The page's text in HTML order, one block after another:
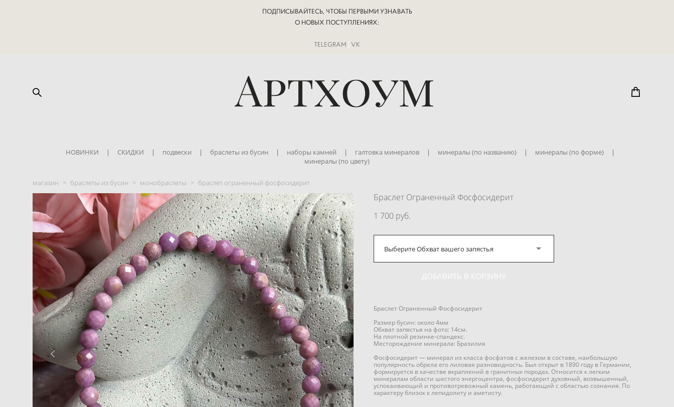
ПОДПИСЫВАЙТЕСЬ, ЧТОБЫ ПЕРВЫМИ УЗНАВАТЬ
О НОВЫХ ПОСТУПЛЕНИЯХ:
TELEGRAM | VK
НОВИНКИ | СКИДКИ | подвески | браслеты из бусин | наборы камней | галтовка минералов | минералы (по названию) | минералы (по форме)
|
минералы (по цвету)
магазин > браслеты из бусин > монобраслеты > браслет ограненный фосфосидерит
Браслет Ограненный Фосфосидерит
1 700 pуб.
Выберите Обхват вашего запястья
ДОБАВИТЬ В КОРЗИНУ
Браслет Ограненный Фосфосидерит
Размер бусин: около 4мм
Обхват запястья на фото: 14см.
На плотной резинке-спандекс.
Месторождение минерала: Бразилия
Фосфосидерит — минерал из класса фосфатов с железом в составе, наибольшую
популярность обрела его лиловая разновидность. Был открыт в 1890 году в Германии,
формируется в качестве вкраплений в гранитных породах. Относится к легким
минералам области шестого энергоцентра, фосфосидерит духовный, возвышенный,
успокаивающий и противотревожный камень, работающий с областью сознания. По
характеру близок к лепидолиту и аметисту.